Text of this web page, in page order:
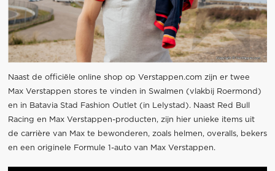
Naast de officiële online shop op Verstappen.com zijn er twee
Max Verstappen stores te vinden in Swalmen (vlakbij Roermond)
en in Batavia Stad Fashion Outlet (in Lelystad). Naast Red Bull
Racing en Max Verstappen-producten, zijn hier unieke items uit
de carrière van Max te bewonderen, zoals helmen, overalls, bekers
en een originele Formule 1-auto van Max Verstappen.